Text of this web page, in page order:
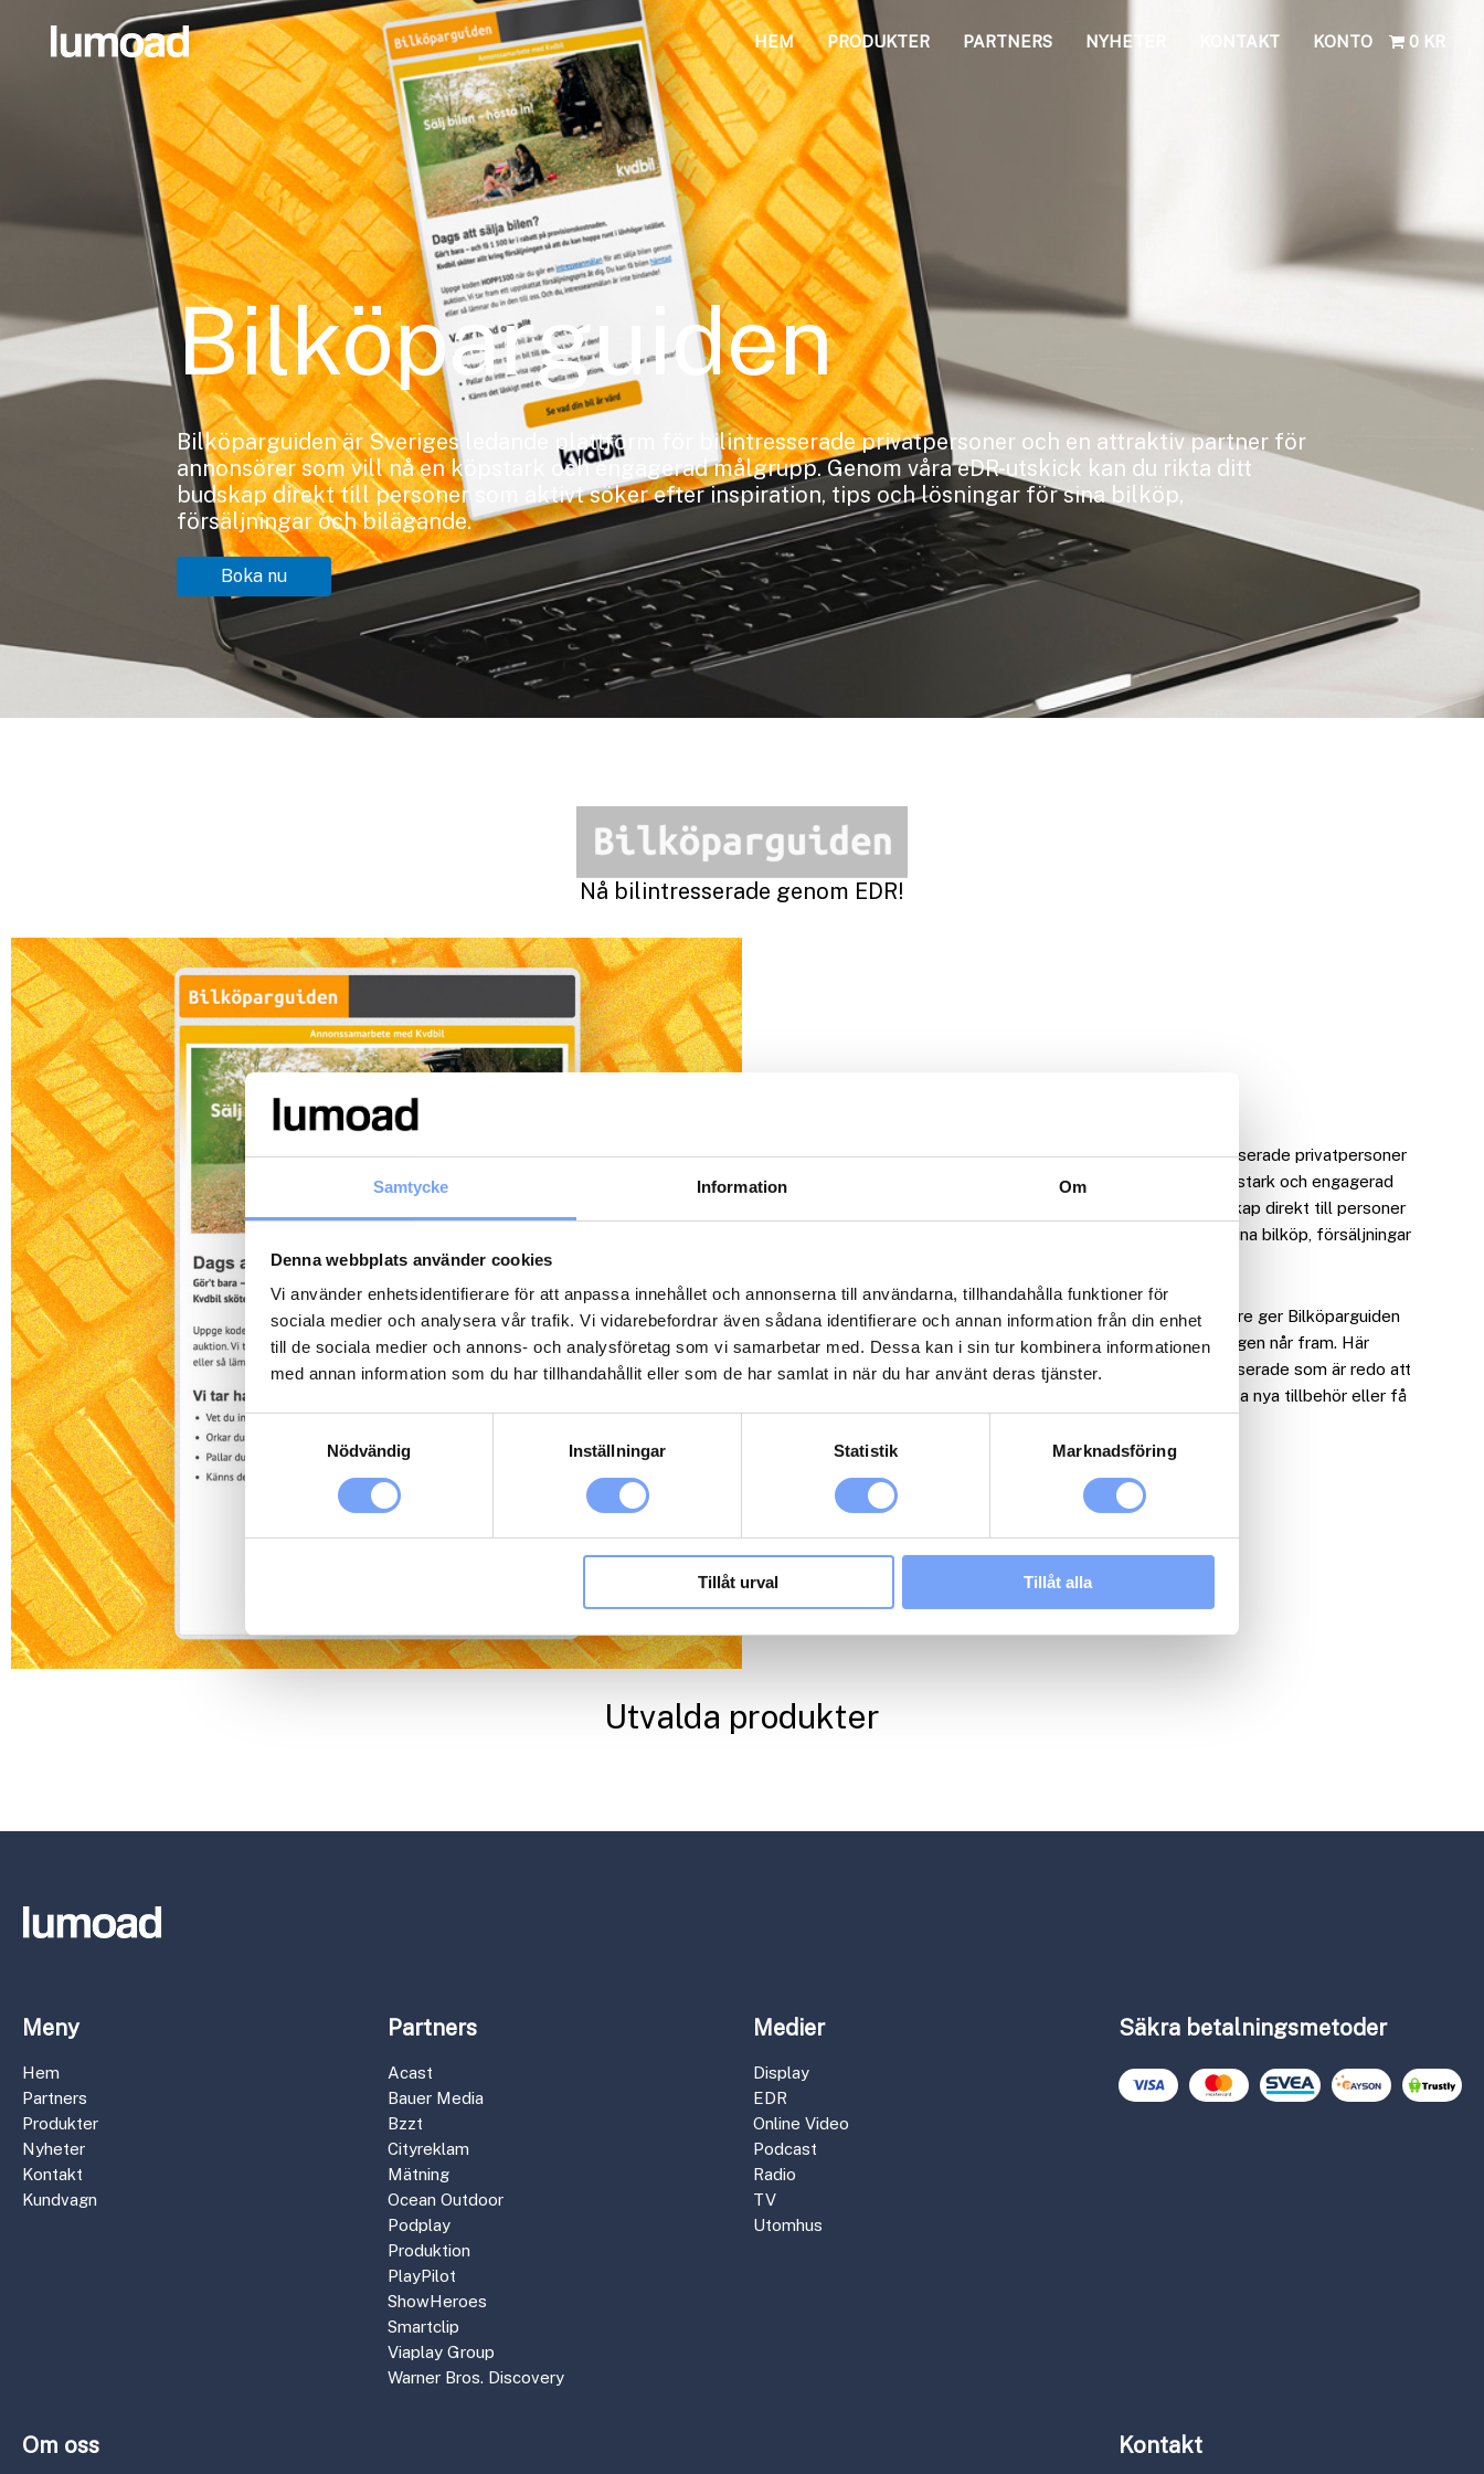
Samtycke Information Om
Denna webbplats använder cookies
Vi använder enhetsidentifierare för att anpassa innehållet och annonserna till användarna, tillhandahålla funktioner för
sociala medier och analysera vår trafik. Vi vidarebefordrar även sådana identifierare och annan information från din enhet
till de sociala medier och annons- och analysföretag som vi samarbetar med. Dessa kan i sin tur kombinera informationen
med annan information som du har tillhandahållit eller som de har samlat in när du har använt deras tjänster.
Samtyckesval
Nödvändig
Inställningar Statistik Marknadsföring
Tillåt urval Tillåt alla
HEM PRODUKTER PARTNERS NYHETER KONTAKT KONTO 0 KR
Bilköparguiden
Bilköparguiden är Sveriges ledande plattform för bilintresserade privatpersoner och en attraktiv partner för
annonsörer som vill nå en köpstark och engagerad målgrupp. Genom våra eDR-utskick kan du rikta ditt
budskap direkt till personer som aktivt söker efter inspiration, tips och lösningar för sina bilköp,
försäljningar och bilägande.
Boka nu
Nå bilintresserade genom EDR!
Bilköparguiden är Sveriges ledande plattform för bilintresserade privatpersoner
och en attraktiv partner för annonsörer som vill nå en köpstark och engagerad
målgrupp. Genom våra eDR-utskick kan du rikta ditt budskap direkt till personer
som aktivt söker efter inspiration, tips och lösningar för sina bilköp, försäljningar
Med en hög öppningsfrekvens och kvalificerade mottagare ger Bilköparguiden
dig möjligheten att skapa effektiva kampanjer som verkligen når fram. Här
möter ditt erbjudande bilköpare, bilägare och andra intresserade som är redo att
ta nästa steg – oavsett om det handlar om att byta bil, hitta nya tillbehör eller få
Utvalda produkter
Meny
Hem
Partners
Produkter
Nyheter
Kontakt
Kundvagn
Partners
Acast
Bauer Media
Bzzt
Cityreklam
Mätning
Ocean Outdoor
Podplay
Produktion
PlayPilot
ShowHeroes
Smartclip
Viaplay Group
Warner Bros. Discovery
Medier
Display
EDR
Online Video
Podcast
Radio
TV
Utomhus
Säkra betalningsmetoder
Om oss Kontakt